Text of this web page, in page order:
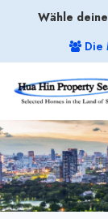
Wähle
Die